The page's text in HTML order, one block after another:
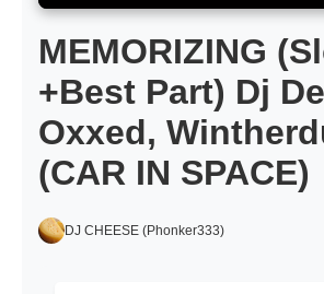
MEMORIZING
+Best Part) Dj
Oxxed,
(CAR IN SPACE)
DJ CHEESE (Phonker333)